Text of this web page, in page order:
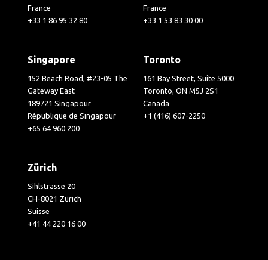
France
+33 1 86 95 32 80
France
+33 1 53 83 30 00
Singapore
152 Beach Road, #23-05 The
Gateway East
189721 Singapour
République de Singapour
+65 64 960 200
Toronto
161 Bay Street, Suite 5000
Toronto, ON M5J 2S1
Canada
+1 (416) 607-2250
Zürich
Sihlstrasse 20
CH-8021 Zürich
Suisse
+41 44 220 16 00